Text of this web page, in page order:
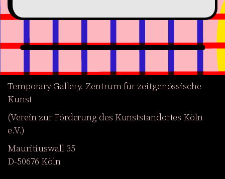
Temporary Gallery. Zentrum für zeitgenössische
Kunst
(Verein zur Förderung des Kunststandortes Köln
e.V.)
Mauritiuswall 35
D-50676 Köln